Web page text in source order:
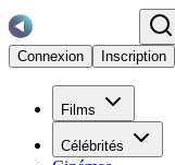
Connexion
Inscription
Films
Célébrités